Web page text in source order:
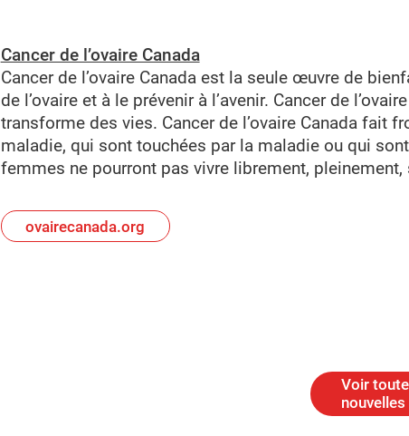
Cancer de l’ovaire Canada
Cancer de l’ovaire Canada est la seule œuvre de
de l’ovaire et à le prévenir à l’avenir. Cancer de
transforme des vies. Cancer de l’ovaire Canada fait
maladie, qui sont touchées par la maladie ou qui
femmes ne pourront pas vivre librement, pleinement,
ovairecanada.org
Voir
nouvelles